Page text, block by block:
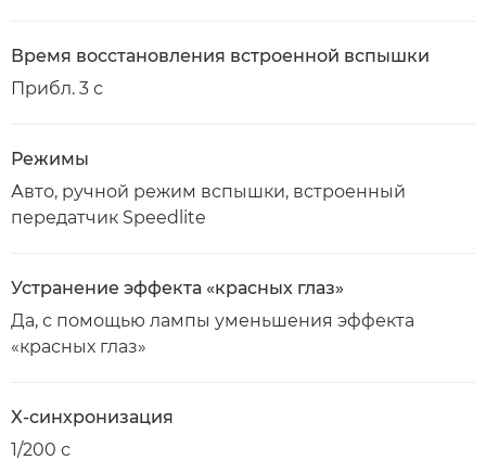
Время восстановления встроенной вспышки
Прибл. 3 с
Режимы
Авто, ручной режим вспышки, встроенный
передатчик Speedlite
Устранение эффекта «красных глаз»
Да, с помощью лампы уменьшения эффекта
«красных глаз»
X-синхронизация
1/200 с